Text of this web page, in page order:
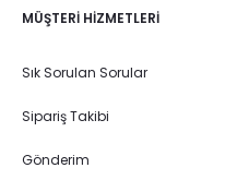
MÜŞTERI HIZMETLERI
Sık Sorulan Sorular
Sipariş Takibi
Gönderim